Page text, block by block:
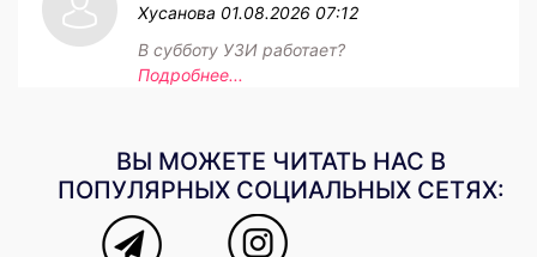
Хусанова 01.08.2026 07:12
В субботу УЗИ работает?
Подробнее...
ВЫ МОЖЕТЕ ЧИТАТЬ НАС В
ПОПУЛЯРНЫХ СОЦИАЛЬНЫХ СЕТЯХ: